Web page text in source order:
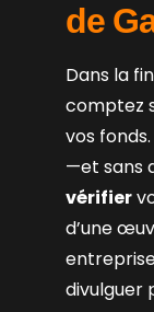
de
Dans la
comptez
vos
—et sans
vérifier
d’une
divulguer